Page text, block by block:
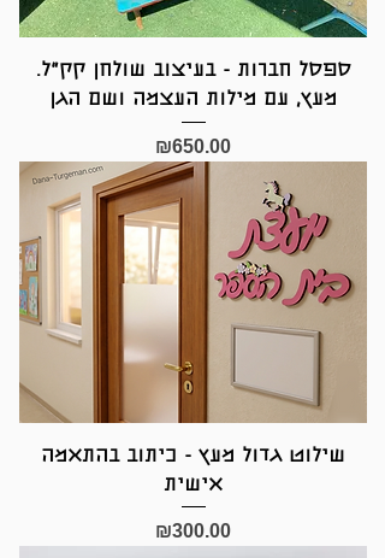
ספסל חברות - בעיצוב שולחן קק"ל.
מעץ, עם מילות העצמה ושם הגן
Price
₪650.00
שילוט גדול מעץ - כיתוב בהתאמה
אישית
Price
₪300.00